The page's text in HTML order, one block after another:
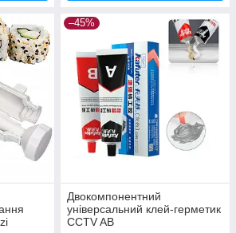
–45%
Двокомпонентний
універсальний клей-герметик
CCTV AB